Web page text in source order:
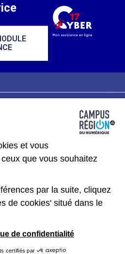
conforme
et vous
que vous souhaitez
par la suite, cliquez
de cookies' situé dans le
de confidentialité
certifiés par